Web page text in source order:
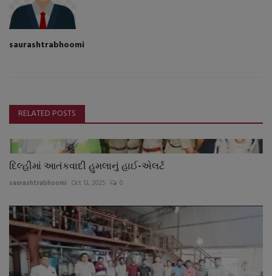
saurashtrabhoomi
RELATED POSTS
દિલ્હીમાં આતંકવાદી હુમલાનું હાઈ-એલર્ટ
saurashtrabhoomi Oct 13, 2025 0